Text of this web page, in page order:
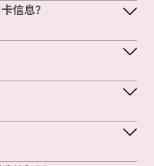
信息？